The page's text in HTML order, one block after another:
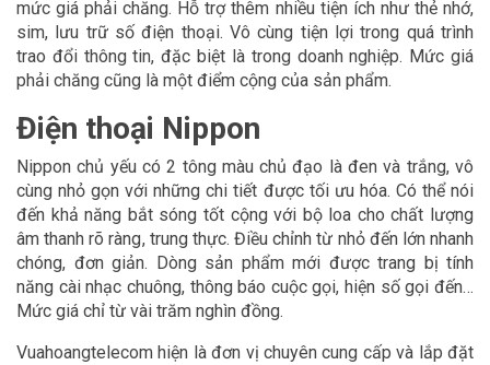
mức giá phải chăng. Hỗ trợ thêm nhiều tiện ích như thẻ nhớ,
sim, lưu trữ số điện thoại. Vô cùng tiện lợi trong quá trình
trao đổi thông tin, đặc biệt là trong doanh nghiệp. Mức giá
phải chăng cũng là một điểm cộng của sản phẩm.
Điện thoại Nippon
Nippon chủ yếu có 2 tông màu chủ đạo là đen và trắng, vô
cùng nhỏ gọn với những chi tiết được tối ưu hóa. Có thể nói
đến khả năng bắt sóng tốt cộng với bộ loa cho chất lượng
âm thanh rõ ràng, trung thực. Điều chỉnh từ nhỏ đến lớn nhanh
chóng, đơn giản. Dòng sản phẩm mới được trang bị tính
năng cài nhạc chuông, thông báo cuộc gọi, hiện số gọi đến…
Mức giá chỉ từ vài trăm nghìn đồng.
Vuahoangtelecom hiện là đơn vị chuyên cung cấp và lắp đặt